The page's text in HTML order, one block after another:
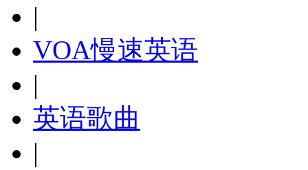
|
VOA慢速英语
|
英语歌曲
|